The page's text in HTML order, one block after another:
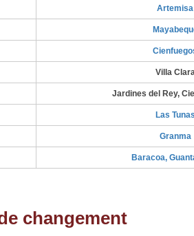
Artemisa
Villa Clara
Jardines del Rey,
Las Tunas
Granma
Baracoa,
changement